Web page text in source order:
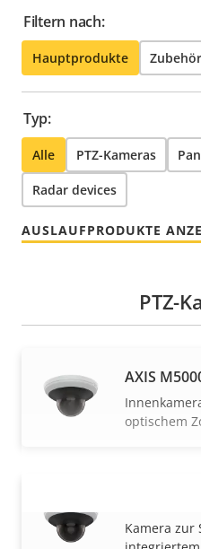
Filtern nach:
Hauptprodukte Zubehör
Typ:
Alle PTZ-Kameras
Radar devices
AUSLAUFPRODUKTE
MEHR
PTZ-
AXIS
optischem
Kamera zur